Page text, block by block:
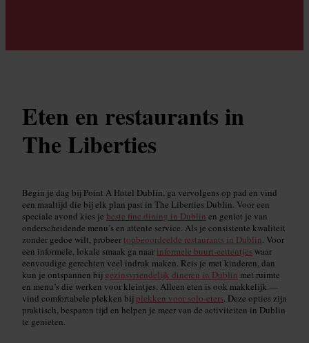
Eten en restaurants in
The Liberties
Begin je dag bij Point A Hotel Dublin, ga vervolgens op pad en vind
een maaltijd die bij elk plan past in The Liberties Dublin. Voor een
speciale avond kies je beste fine dining in Dublin en geniet je van
onderscheidende menu’s en attente service. Als je consistente kwaliteit
zonder gedoe wilt, probeer topbeoordeelde restaurants in Dublin. Voor
een informele, lokale smaak ga naar informele buurt-eettentjes waar
eenvoudige gerechten veel indruk maken. Reis je met kinderen, dan
kun je ontspannen bij gezinsvriendelijk dineren in Dublin met ruimte
en menu’s die werken voor kleintjes. Alleen eten is ook makkelijk —
vind comfortabele plekken bij plekken voor solo-eters. Deze opties zijn
praktisch, besparen tijd en helpen je meer van de activiteiten in Dublin
te genieten.